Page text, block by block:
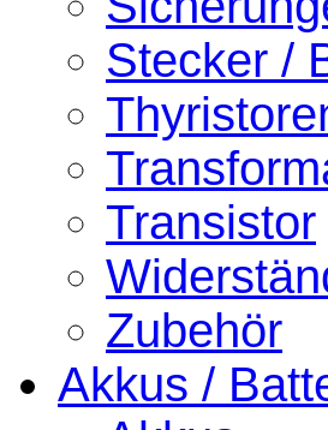
Stecker /
Transistor
Zubehör
Akkus /